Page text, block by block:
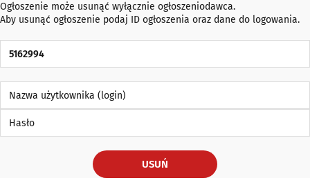
Ogłoszenie może usunąć wyłącznie ogłoszeniodawca.
Aby usunąć ogłoszenie podaj ID ogłoszenia oraz dane do logowania.
Nazwa użytkownika (login)
USUŃ